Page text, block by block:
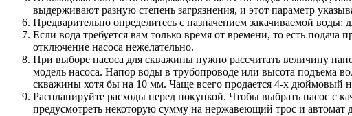
выдерживают разную степень загрязнения, и этот параметр
Предварительно определитесь с назначением закачиваемой воды:
Если вода требуется вам только время от времени, то есть подача
отключение насоса нежелательно.
При выборе насоса для скважины нужно рассчитать величину
модель насоса. Напор воды в трубопроводе или высота подъема
скважины хотя бы на 10 мм. Чаще всего продается 4-х дюймовый
Распланируйте расходы перед покупкой. Чтобы выбрать насос с
предусмотреть некоторую сумму на нержавеющий трос и автомат